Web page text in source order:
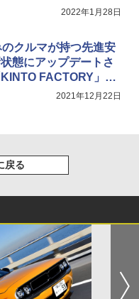
2022年1月28日
クルマが持つ先進安
態にアップデートさ
FACTORY」オ
2021年12月22日
戻る